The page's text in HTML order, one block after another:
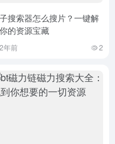
搜索器怎么搜片？一键解
的资源宝藏
2年前 2